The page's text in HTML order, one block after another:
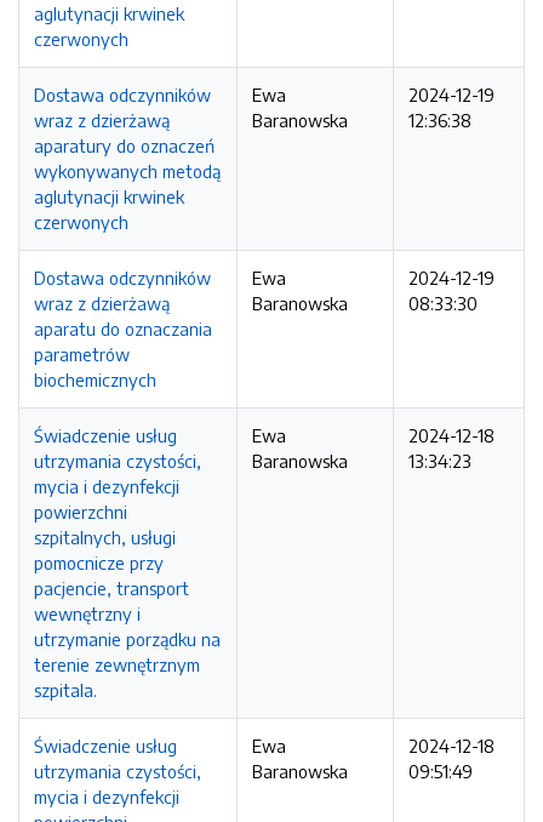
aglutynacji krwinek
czerwonych
Dostawa odczynników
wraz z dzierżawą
aparatury do oznaczeń
wykonywanych metodą
aglutynacji krwinek
czerwonych
Ewa
Baranowska
2024-12-19
12:36:38
Dostawa odczynników
wraz z dzierżawą
aparatu do oznaczania
parametrów
biochemicznych
Ewa
Baranowska
2024-12-19
08:33:30
Świadczenie usług
utrzymania czystości,
mycia i dezynfekcji
powierzchni
szpitalnych, usługi
pomocnicze przy
pacjencie, transport
wewnętrzny i
utrzymanie porządku na
terenie zewnętrznym
szpitala.
Ewa
Baranowska
2024-12-18
13:34:23
Świadczenie usług
utrzymania czystości,
mycia i dezynfekcji
Ewa
Baranowska
2024-12-18
09:51:49